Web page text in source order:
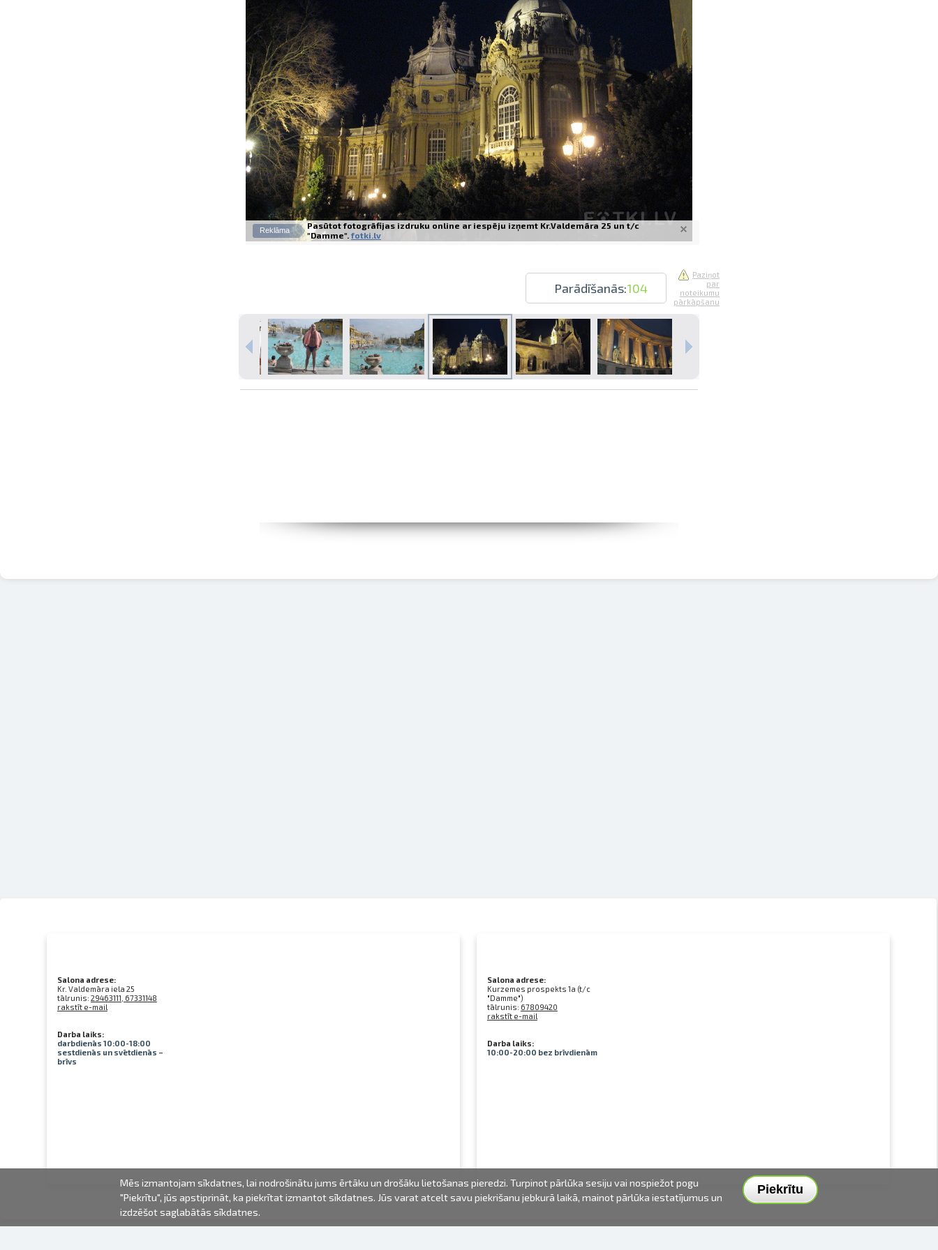
Izdrukas 1h laikā Rīgā – pasūtiet tiešsaistē
Dažādi formāti un papīra veidi jūsu foto
Piegāde visā Latvijā vai saņemšana klātienē
Reklāma
Pasūtot fotogrāfijas izdruku online ar iespēju izņemt Kr.Valdemāra 25 un t/c
"Damme". fotki.lv
Parādīšanās:104
Paziņot
par
noteikumu
pārkāpšanu
Salona adrese:
Kr. Valdemāra iela 25
tālrunis: 29463111, 67331148
rakstīt e-mail
Darba laiks:
darbdienās 10:00-18:00
sestdienās un svētdienās –
brīvs
Salona adrese:
Kurzemes prospekts 1a (t/c
"Damme")
tālrunis: 67809420
rakstīt e-mail
Darba laiks:
10:00-20:00 bez brīvdienām
Piekrītu
Mēs izmantojam sīkdatnes, lai nodrošinātu jums ērtāku un drošāku lietošanas pieredzi. Turpinot pārlūka sesiju vai nospiežot pogu
"Piekrītu", jūs apstiprināt, ka piekrītat izmantot sīkdatnes. Jūs varat atcelt savu piekrišanu jebkurā laikā, mainot pārlūka iestatījumus un
izdzēšot saglabātās sīkdatnes.